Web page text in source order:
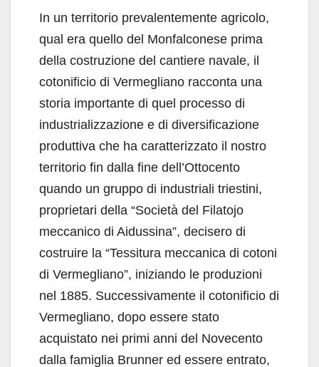
In un territorio prevalentemente agricolo,
qual era quello del Monfalconese prima
della costruzione del cantiere navale, il
cotonificio di Vermegliano racconta una
storia importante di quel processo di
industrializzazione e di diversificazione
produttiva che ha caratterizzato il nostro
territorio fin dalla fine dell’Ottocento
quando un gruppo di industriali triestini,
proprietari della “Società del Filatojo
meccanico di Aidussina”, decisero di
costruire la “Tessitura meccanica di cotoni
di Vermegliano”, iniziando le produzioni
nel 1885. Successivamente il cotonificio di
Vermegliano, dopo essere stato
acquistato nei primi anni del Novecento
dalla famiglia Brunner ed essere entrato,